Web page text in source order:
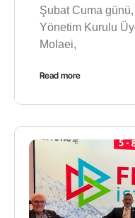
Şubat Cuma
Yönetim Kurulu
Molaei,
Read more